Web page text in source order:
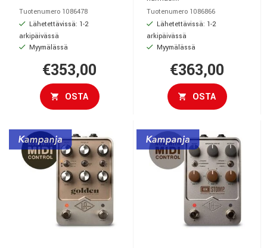
Tuotenumero 1086478
Lähetettävissä: 1-2
arkipäivässä
Myymälässä
€353,00
OSTA
Tuotenumero 1086866
Lähetettävissä: 1-2
arkipäivässä
Myymälässä
€363,00
OSTA